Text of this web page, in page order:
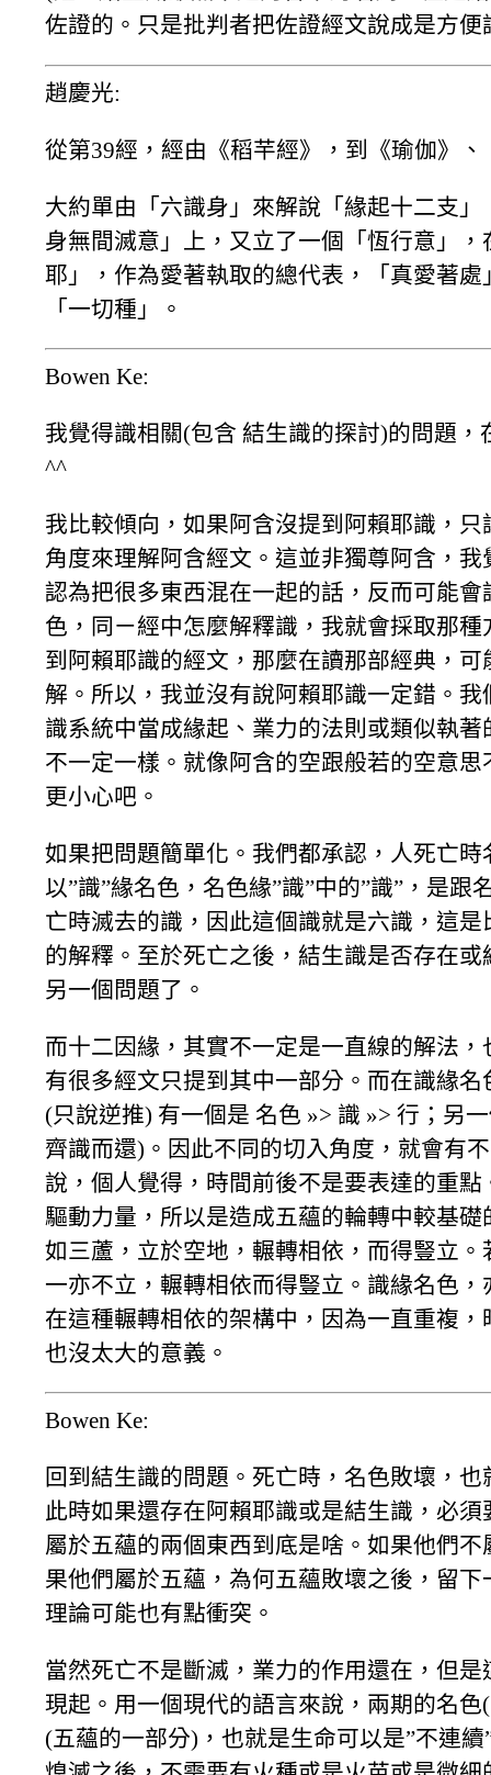
佐證的。只是批判者把佐證經文說成是方便
趙慶光:
從第39經，經由《稻芉經》，到《瑜伽》
大約單由「六識身」來解說「緣起十二支
身無間滅意」上，又立了一個「恆行意」
耶」，作為愛著執取的總代表，「真愛著
「一切種」。
Bowen Ke:
我覺得識相關(包含 結生識的探討)的問題
^^
我比較傾向，如果阿含沒提到阿賴耶識，
角度來理解阿含經文。這並非獨尊阿含，
認為把很多東西混在一起的話，反而可能
色，同ㄧ經中怎麼解釋識，我就會採取那
到阿賴耶識的經文，那麼在讀那部經典，
解。所以，我並沒有說阿賴耶識一定錯。
識系統中當成緣起、業力的法則或類似執
不一定一樣。就像阿含的空跟般若的空意
更小心吧。
如果把問題簡單化。我們都承認，人死亡
以”識”緣名色，名色緣”識”中的”識”，是
亡時滅去的識，因此這個識就是六識，這
的解釋。至於死亡之後，結生識是否存在
另一個問題了。
而十二因緣，其實不一定是一直線的解法
有很多經文只提到其中一部分。而在識緣
(只說逆推) 有一個是 名色 »> 識 »> 行；另
齊識而還)。因此不同的切入角度，就會有
說，個人覺得，時間前後不是要表達的重
驅動力量，所以是造成五蘊的輪轉中較基
如三蘆，立於空地，輾轉相依，而得豎立
一亦不立，輾轉相依而得豎立。識緣名色
在這種輾轉相依的架構中，因為一直重複
也沒太大的意義。
Bowen Ke:
回到結生識的問題。死亡時，名色敗壞，
此時如果還存在阿賴耶識或是結生識，必
屬於五蘊的兩個東西到底是啥。如果他們
果他們屬於五蘊，為何五蘊敗壞之後，留
理論可能也有點衝突。
當然死亡不是斷滅，業力的作用還在，但
現起。用一個現代的語言來說，兩期的名
(五蘊的一部分)，也就是生命可以是”不連